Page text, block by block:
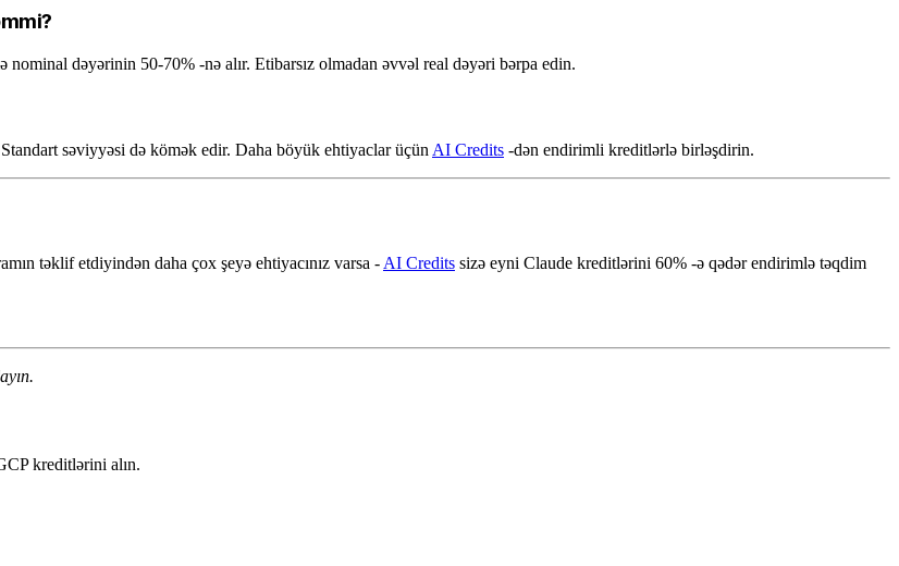
dəyərinin 50-70% -nə alır. Etibarsız olmadan əvvəl real dəyəri bərpa edin.
səviyyəsi də kömək edir. Daha böyük ehtiyaclar üçün AI Credits -dən endirimli kreditlərlə birləşdirin.
təklif etdiyindən daha çox şeyə ehtiyacınız varsa -AI Credits sizə eyni Claude kreditlərini 60% -ə qədər endirimlə təqdim
kreditlərini alın.